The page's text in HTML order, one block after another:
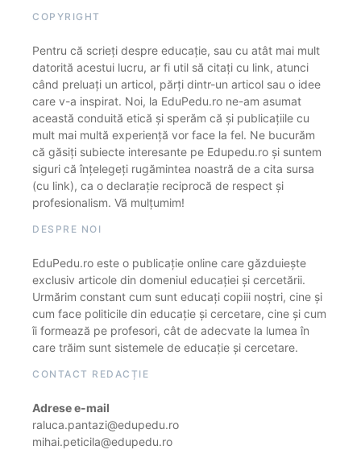
COPYRIGHT
Pentru că scrieți despre educație, sau cu atât mai mult
datorită acestui lucru, ar fi util să citați cu link, atunci
când preluați un articol, părți dintr-un articol sau o idee
care v-a inspirat. Noi, la EduPedu.ro ne-am asumat
această conduită etică și sperăm că și publicațiile cu
mult mai multă experiență vor face la fel. Ne bucurăm
că găsiți subiecte interesante pe Edupedu.ro și suntem
siguri că înțelegeți rugămintea noastră de a cita sursa
(cu link), ca o declarație reciprocă de respect și
profesionalism. Vă mulțumim!
DESPRE NOI
EduPedu.ro este o publicație online care găzduiește
exclusiv articole din domeniul educației și cercetării.
Urmărim constant cum sunt educați copiii noștri, cine și
cum face politicile din educație și cercetare, cine și cum
îi formează pe profesori, cât de adecvate la lumea în
care trăim sunt sistemele de educație și cercetare.
CONTACT REDACȚIE
Adrese e-mail
raluca.pantazi@edupedu.ro
mihai.peticila@edupedu.ro